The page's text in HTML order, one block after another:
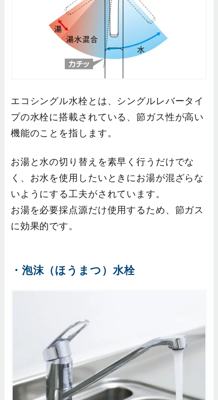
エコシングル水栓とは、シングルレバータイ
プの水栓に搭載されている、節ガス性が高い
機能のことを指します。
お湯と水の切り替えを素早く行うだけでな
く、お水を使用したいときにお湯が混ざらな
いようにする工夫がされています。
お湯を必要採点源だけ使用するため、節ガス
に効果的です。
・泡沫（ほうまつ）水栓